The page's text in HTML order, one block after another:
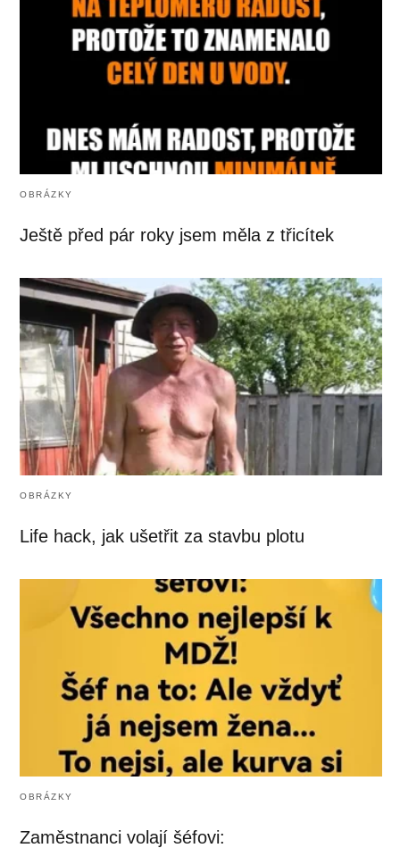
OBRÁZKY
Ještě před pár roky jsem měla z třicítek
OBRÁZKY
Life hack, jak ušetřit za stavbu plotu
OBRÁZKY
Zaměstnanci volají šéfovi: